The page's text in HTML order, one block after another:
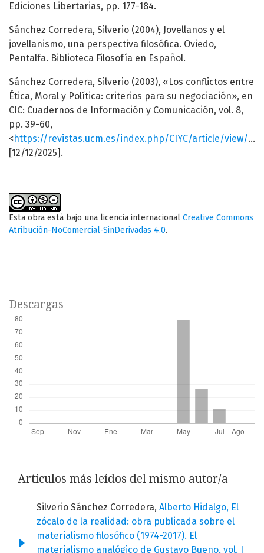
Ediciones Libertarias, pp. 177-184.
Sánchez Corredera, Silverio (2004), Jovellanos y el
jovellanismo, una perspectiva filosófica. Oviedo,
Pentalfa. Biblioteca Filosofía en Español.
Sánchez Corredera, Silverio (2003), «Los conflictos entre
Ética, Moral y Política: criterios para su negociación», en
CIC: Cuadernos de Información y Comunicación, vol. 8,
pp. 39-60,
<https://revistas.ucm.es/index.php/CIYC/article/view/CIYC0303110039A
[12/12/2025].
Esta obra está bajo una licencia internacional Creative Commons
Atribución-NoComercial-SinDerivadas 4.0.
Descargas
Artículos más leídos del mismo autor/a
Silverio Sánchez Corredera, Alberto Hidalgo, El
zócalo de la realidad: obra publicada sobre el
materialismo filosófico (1974-2017). El
materialismo analógico de Gustavo Bueno, vol. I